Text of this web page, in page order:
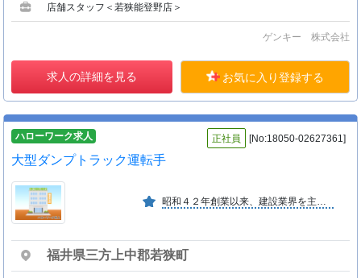
店舗スタッフ＜若狭能登野店＞
ゲンキー 株式会社
求人の詳細を見る お気に入り登録する
ハローワーク求人 正社員 [No:18050-02627361]
大型ダンプトラック運転手
昭和４２年創業以来、建設業界を主とする受注先として操業している。地域社会の発展と奉仕を信念とし、生産費の低減並びに製品の品質安定と安定供給を計っている。
福井県三方上中郡若狭町